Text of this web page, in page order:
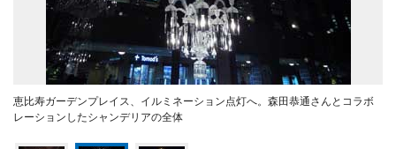
恵比寿ガーデンプレイス、イルミネーション点灯へ。森田恭通さんとコラボ
レーションしたシャンデリアの全体